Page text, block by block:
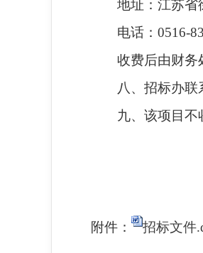
地址：江苏省
电话：0516-
收费后由财务
八、招标办联
九、该项目不
附件：
招标文件